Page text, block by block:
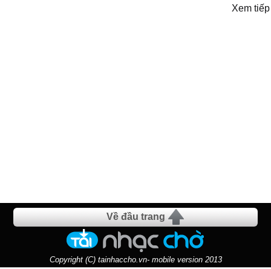
Xem tiếp
Về đầu trang
Copyright (C) tainhaccho.vn- mobile version 2013